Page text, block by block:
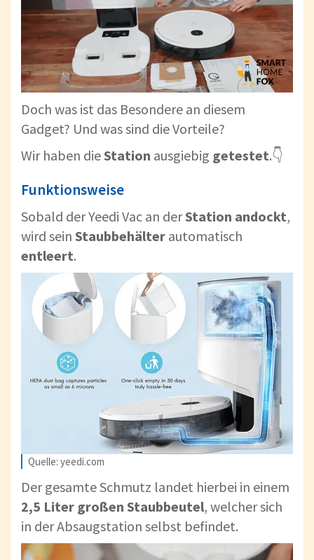
Doch was ist das Besondere an diesem
Gadget? Und was sind die Vorteile?
Wir haben dieStation ausgiebig getestet.👇
Funktionsweise
Sobald der Yeedi Vac an derStation andockt,
wird sein Staubbehälter automatisch
entleert.
Quelle: yeedi.com
Der gesamte Schmutz landet hierbei in einem
2,5 Liter großen Staubbeutel, welcher sich
in der Absaugstation selbst befindet.